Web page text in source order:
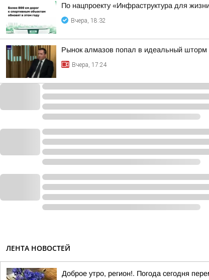
По нацпроекту «Инфраструктура для
Вчера, 18:32
Рынок алмазов попал в идеальный шторм
Вчера, 17:24
ЛЕНТА НОВОСТЕЙ
Доброе утро, регион!. Погода сегодня